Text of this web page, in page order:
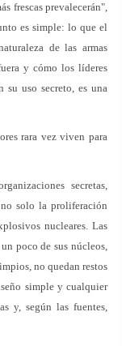
frescas prevalecerán",
es simple: lo que el
de las armas
y cómo los líderes
uso secreto, es una
rara vez viven para
secretas,
solo la proliferación
nucleares. Las
poco de sus núcleos,
no quedan restos
simple y cualquier
y, según las fuentes,